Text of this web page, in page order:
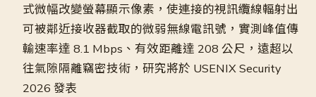
式微幅改變螢幕顯示像素，使連接的視訊纜線輻射出
可被鄰近接收器截取的微弱無線電訊號，實測峰值傳
輸速率達 8.1 Mbps、有效距離達 208 公尺，遠超以
往氣隙隔離竊密技術，研究將於 USENIX Security
2026 發表